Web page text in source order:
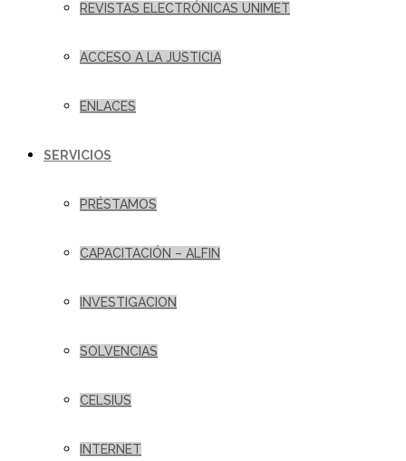
REVISTAS ELECTRÓNICAS UNIMET
ACCESO A LA JUSTICIA
ENLACES
SERVICIOS
PRÉSTAMOS
CAPACITACIÓN – ALFIN
INVESTIGACION
SOLVENCIAS
CELSIUS
INTERNET